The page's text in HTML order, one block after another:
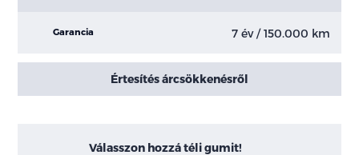
Garancia 7 év / 150.000 km
Értesítés árcsökkenésről
Válasszon hozzá téli gumit!